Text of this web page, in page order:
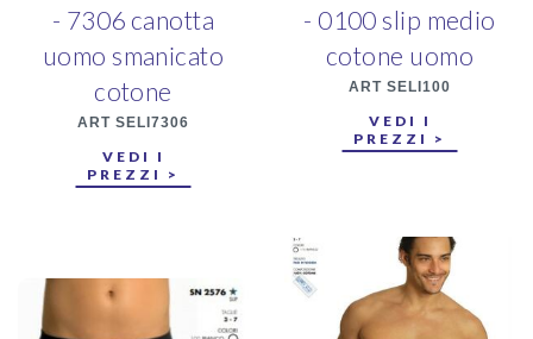
- 7306 canotta
uomo smanicato
cotone
ART SELI7306
VEDI I
PREZZI >
- 0100 slip medio
cotone uomo
ART SELI100
VEDI I
PREZZI >